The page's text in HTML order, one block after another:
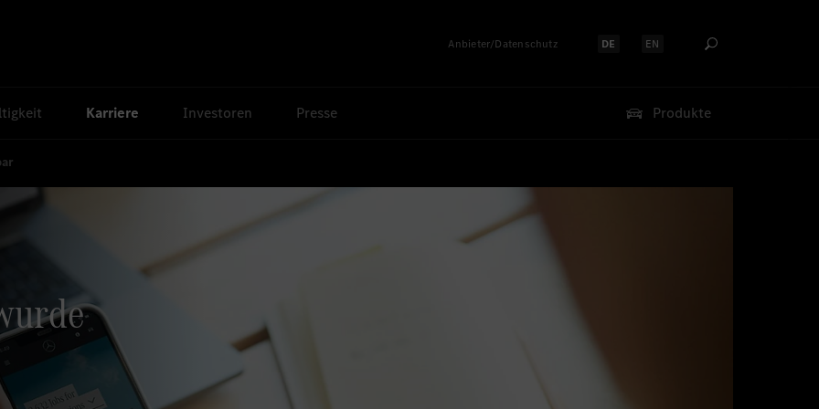
Anbieter/Datenschutz Sprache auswählen:
DE Sprache auswählen:
EN
Karriere Investoren Presse Produkte